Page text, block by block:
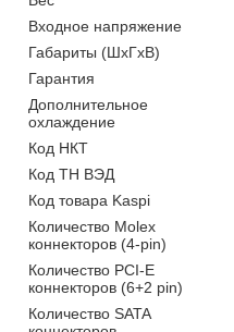
Входное напряжение
Габариты (ШхГхВ)
Гарантия
Дополнительное
охлаждение
Код НКТ
Код ТН ВЭД
Код товара Kaspi
Количество Molex
коннекторов (4-pin)
Количество PCI-E
коннекторов (6+2 pin)
Количество SATA